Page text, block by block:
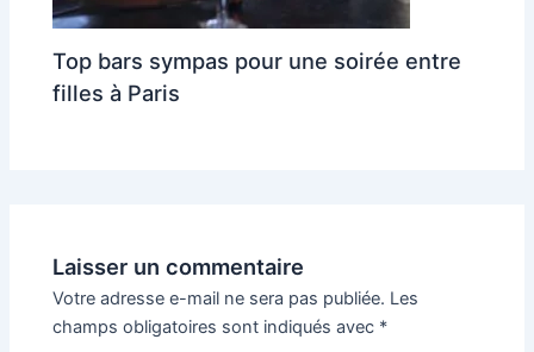
Top bars sympas pour une soirée entre
filles à Paris
Laisser un commentaire
Votre adresse e-mail ne sera pas publiée. Les
champs obligatoires sont indiqués avec *